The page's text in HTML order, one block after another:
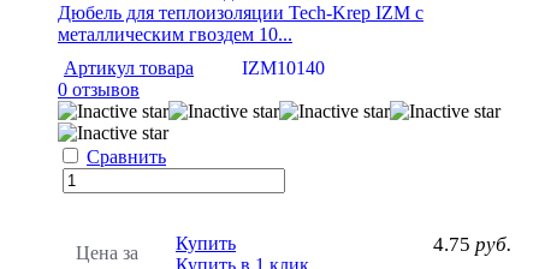
Дюбель для теплоизоляции Tech-Krep IZМ с
металлическим гвоздем 10...
Артикул товара
IZM10140
0 отзывов
Сравнить
Цена за
4.75 руб.
Купить
Купить в 1 клик